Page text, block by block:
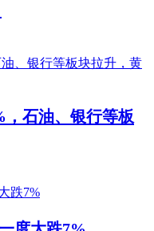
，石油、银行等板